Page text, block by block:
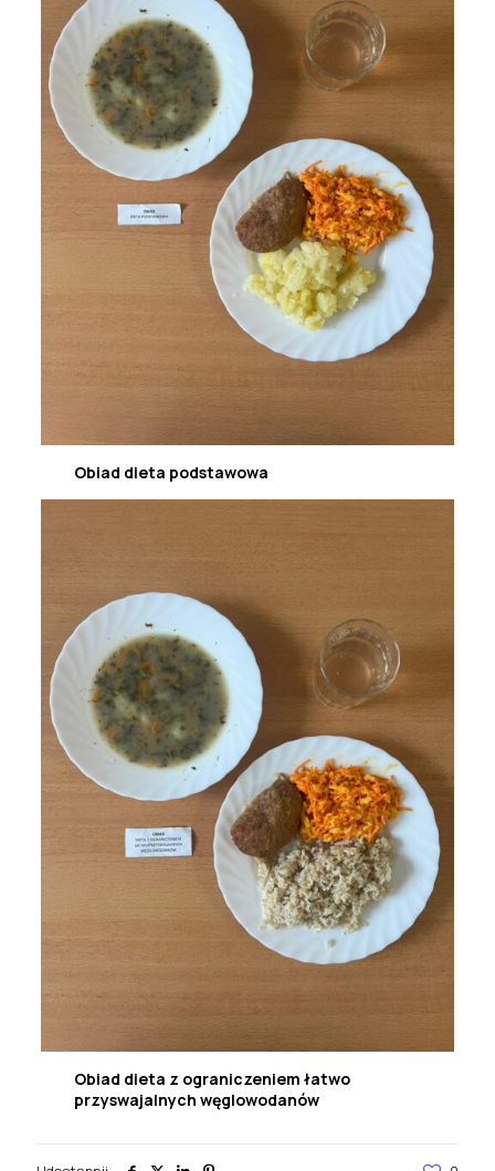
Obiad dieta podstawowa
Obiad dieta z ograniczeniem łatwo
przyswajalnych węglowodanów